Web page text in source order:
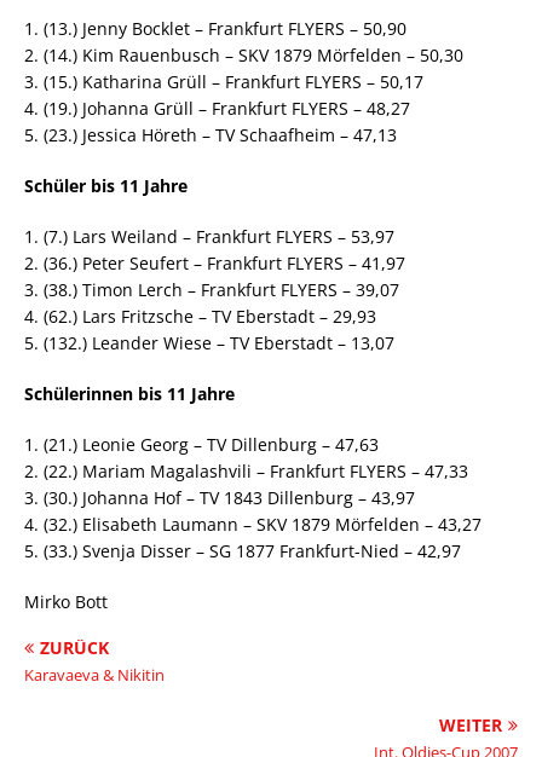
1. (13.) Jenny Bocklet – Frankfurt FLYERS – 50,90
2. (14.) Kim Rauenbusch – SKV 1879 Mörfelden – 50,30
3. (15.) Katharina Grüll – Frankfurt FLYERS – 50,17
4. (19.) Johanna Grüll – Frankfurt FLYERS – 48,27
5. (23.) Jessica Höreth – TV Schaafheim – 47,13
Schüler bis 11 Jahre
1. (7.) Lars Weiland – Frankfurt FLYERS – 53,97
2. (36.) Peter Seufert – Frankfurt FLYERS – 41,97
3. (38.) Timon Lerch – Frankfurt FLYERS – 39,07
4. (62.) Lars Fritzsche – TV Eberstadt – 29,93
5. (132.) Leander Wiese – TV Eberstadt – 13,07
Schülerinnen bis 11 Jahre
1. (21.) Leonie Georg – TV Dillenburg – 47,63
2. (22.) Mariam Magalashvili – Frankfurt FLYERS – 47,33
3. (30.) Johanna Hof – TV 1843 Dillenburg – 43,97
4. (32.) Elisabeth Laumann – SKV 1879 Mörfelden – 43,27
5. (33.) Svenja Disser – SG 1877 Frankfurt-Nied – 42,97
Mirko Bott
ZURÜCK
Karavaeva & Nikitin
WEITER
Int. Oldies-Cup 2007